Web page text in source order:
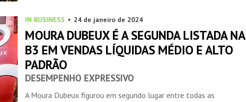
IN BUSINESS 24 de janeiro de 2024
MOURA DUBEUX É A SEGUNDA LISTADA NA
B3 EM VENDAS LÍQUIDAS MÉDIO E ALTO
PADRÃO
DESEMPENHO EXPRESSIVO
A Moura Dubeux figurou em segundo lugar entre todas as